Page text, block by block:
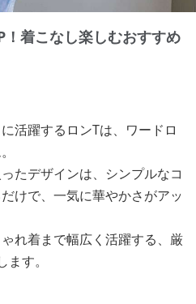
着こなし楽しむおすすめ
活躍するロンTは、ワードロ
たデザインは、シンプルなコ
けで、一気に華やかさがアッ
れ着まで幅広く活躍する、厳
す。